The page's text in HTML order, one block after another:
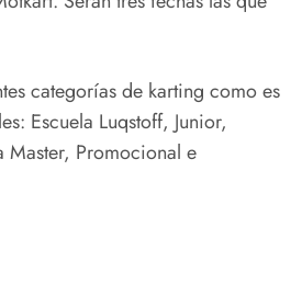
categorías de karting como es
Escuela Luqstoff, Junior,
Promocional e